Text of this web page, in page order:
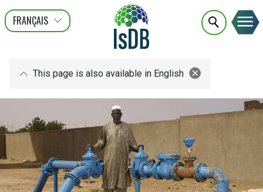
FRANÇAIS
ENGLISH
عربى
This page is also available in English